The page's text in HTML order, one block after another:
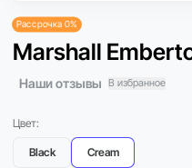
Marshall
Наши отзывы В избранное
Рассрочка 0%
Цвет:
Black
Cream